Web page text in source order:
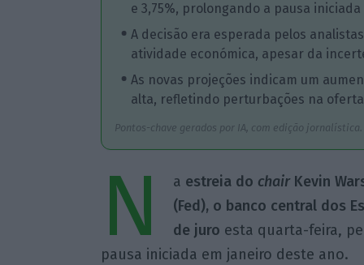
e 3,75%, prolongando a pausa
A decisão era esperada pelos
atividade económica, apesar da
As novas projeções indicam um
alta, refletindo perturbações na
Pontos-chave gerados por IA, com edição jornalística.
N a estreia do chairKevin
(Fed), o banco central dos
de juro esta quarta-feira,
pausa iniciada em janeiro deste ano.